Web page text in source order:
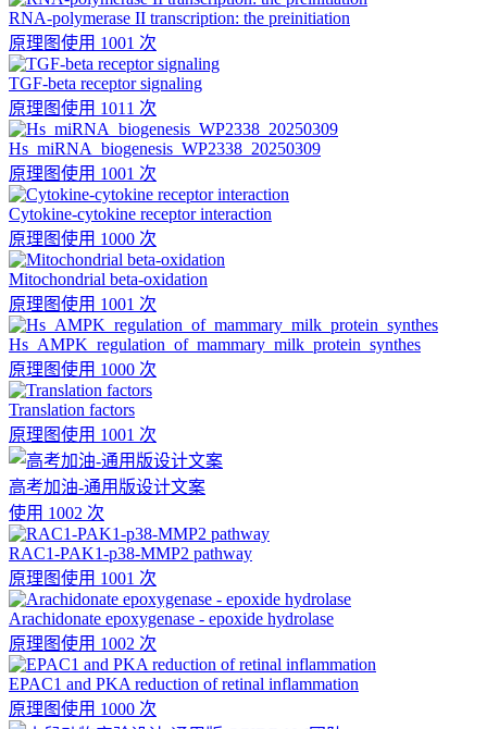
RNA-polymerase II transcription: the preinitiation
原理图使用 1001 次
TGF-beta receptor signaling
原理图使用 1011 次
Hs_miRNA_biogenesis_WP2338_20250309
原理图使用 1001 次
Cytokine-cytokine receptor interaction
原理图使用 1000 次
Mitochondrial beta-oxidation
原理图使用 1001 次
Hs_AMPK_regulation_of_mammary_milk_protein_synthes
原理图使用 1000 次
Translation factors
原理图使用 1001 次
高考加油-通用版设计文案
使用 1002 次
RAC1-PAK1-p38-MMP2 pathway
原理图使用 1001 次
Arachidonate epoxygenase - epoxide hydrolase
原理图使用 1002 次
EPAC1 and PKA reduction of retinal inflammation
原理图使用 1000 次